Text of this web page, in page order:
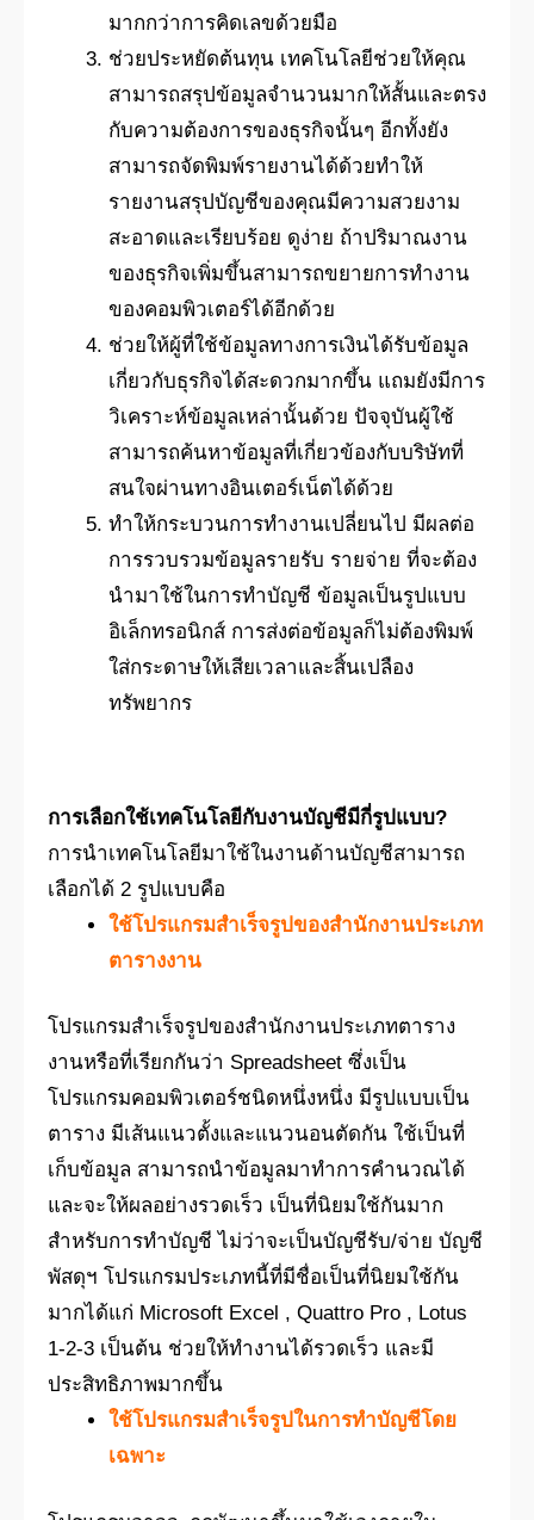
มากกว่าการคิดเลขด้วยมือ
ช่วยประหยัดต้นทุน เทคโนโลยีช่วยให้คุณ
สามารถสรุปข้อมูลจำนวนมากให้สั้นและตรง
กับความต้องการของธุรกิจนั้นๆ อีกทั้งยัง
สามารถจัดพิมพ์รายงานได้ด้วยทำให้
รายงานสรุปบัญชีของคุณมีความสวยงาม
สะอาดและเรียบร้อย ดูง่าย ถ้าปริมาณงาน
ของธุรกิจเพิ่มขึ้นสามารถขยายการทำงาน
ของคอมพิวเตอร์ได้อีกด้วย
ช่วยให้ผู้ที่ใช้ข้อมูลทางการเงินได้รับข้อมูล
เกี่ยวกับธุรกิจได้สะดวกมากขึ้น แถมยังมีการ
วิเคราะห์ข้อมูลเหล่านั้นด้วย ปัจจุบันผู้ใช้
สามารถค้นหาข้อมูลที่เกี่ยวข้องกับบริษัทที่
สนใจผ่านทางอินเตอร์เน็ตได้ด้วย
ทำให้กระบวนการทำงานเปลี่ยนไป มีผลต่อ
การรวบรวมข้อมูลรายรับ รายจ่าย ที่จะต้อง
นำมาใช้ในการทำบัญชี ข้อมูลเป็นรูปแบบ
อิเล็กทรอนิกส์ การส่งต่อข้อมูลก็ไม่ต้องพิมพ์
ใส่กระดาษให้เสียเวลาและสิ้นเปลือง
ทรัพยากร
การเลือกใช้เทคโนโลยีกับงานบัญชีมีกี่รูปแบบ?
การนำเทคโนโลยีมาใช้ในงานด้านบัญชีสามารถ
เลือกได้ 2 รูปแบบคือ
ใช้โปรแกรมสำเร็จรูปของสำนักงานประเภท
ตารางงาน
โปรแกรมสำเร็จรูปของสำนักงานประเภทตาราง
งานหรือที่เรียกกันว่า Spreadsheet ซึ่งเป็น
โปรแกรมคอมพิวเตอร์ชนิดหนึ่งหนึ่ง มีรูปแบบเป็น
ตาราง มีเส้นแนวตั้งและแนวนอนตัดกัน ใช้เป็นที่
เก็บข้อมูล สามารถนำข้อมูลมาทำการคำนวณได้
และจะให้ผลอย่างรวดเร็ว เป็นที่นิยมใช้กันมาก
สำหรับการทำบัญชี ไม่ว่าจะเป็นบัญชีรับ/จ่าย บัญชี
พัสดุฯ โปรแกรมประเภทนี้ที่มีชื่อเป็นที่นิยมใช้กัน
มากได้แก่ Microsoft Excel , Quattro Pro , Lotus
1-2-3 เป็นต้น ช่วยให้ทำงานได้รวดเร็ว และมี
ประสิทธิภาพมากขึ้น
ใช้โปรแกรมสำเร็จรูปในการทำบัญชีโดย
เฉพาะ